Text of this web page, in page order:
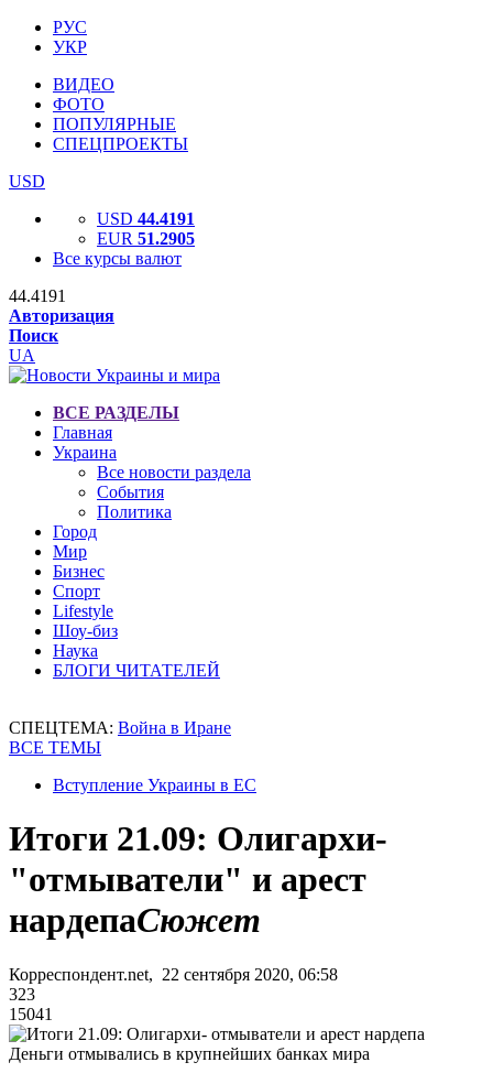
РУС
УКР
ВИДЕО
ФОТО
ПОПУЛЯРНЫЕ
СПЕЦПРОЕКТЫ
USD
USD 44.4191
EUR 51.2905
Все курсы валют
44.4191
Авторизация
Поиск
UA
ВСЕ РАЗДЕЛЫ
Главная
Украина
Все новости раздела
События
Политика
Город
Мир
Бизнес
Спорт
Lifestyle
Шоу-биз
Наука
БЛОГИ ЧИТАТЕЛЕЙ
СПЕЦТЕМА: Война в Иране
ВСЕ ТЕМЫ
Вступление Украины в ЕС
Итоги 21.09: Олигархи-
"отмыватели" и арест
нардепаСюжет
Корреспондент.net, 22 сентября 2020, 06:58
323
15041
Деньги отмывались в крупнейших банках мира